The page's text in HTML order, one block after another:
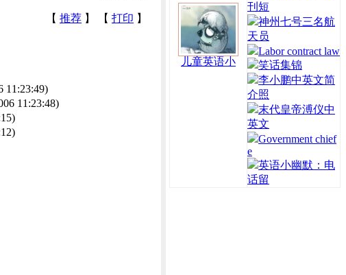
【 推荐 】 【 打印 】
11:23:49)
11:23:48)
儿童英语小
刊短
神州七号三名航
天员
Labor contract law
笑话集锦
李小鹏中英文简
介照
末代皇帝溥仪中
英文
Government chief
e
英语小幽默：电
话留